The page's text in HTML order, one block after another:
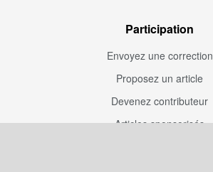
Participation
Envoyez une correction
Proposez un article
Devenez contributeur
Articles sponsorisés